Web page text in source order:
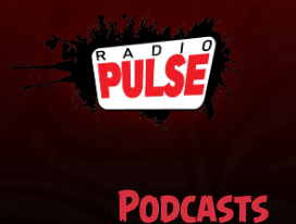
Podcasts